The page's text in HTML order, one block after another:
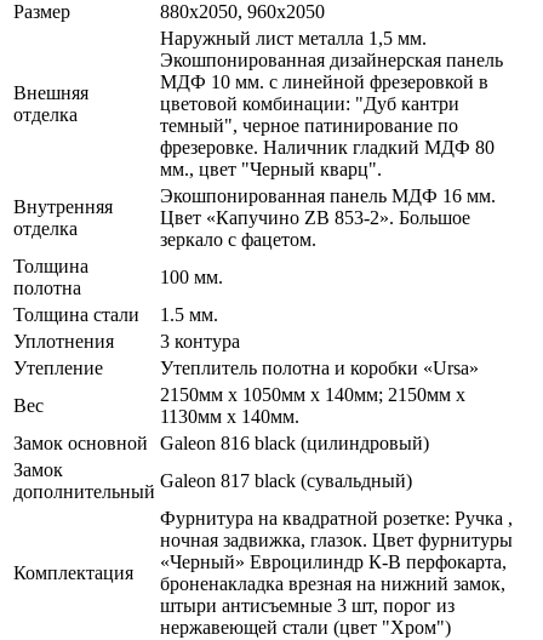
Размер
880x2050, 960x2050
Внешняя
отделка
Наружный лист металла 1,5 мм.
Экошпонированная дизайнерская панель
МДФ 10 мм. с линейной фрезеровкой в
цветовой комбинации: "Дуб кантри
темный", черное патинирование по
фрезеровке. Наличник гладкий МДФ 80
мм., цвет "Черный кварц".
Внутренняя
отделка
Экошпонированная панель МДФ 16 мм.
Цвет «Капучино ZB 853-2». Большое
зеркало с фацетом.
Толщина
полотна
100 мм.
Толщина стали
1.5 мм.
Уплотнения
3 контура
Утепление
Утеплитель полотна и коробки «Ursa»
Вес
2150мм х 1050мм х 140мм; 2150мм х
1130мм х 140мм.
Замок основной
Galeon 816 black (цилиндровый)
Замок
дополнительный
Galeon 817 black (сувальдный)
Комплектация
Фурнитура на квадратной розетке: Ручка ,
ночная задвижка, глазок. Цвет фурнитуры
«Черный» Евроцилиндр К-В перфокарта,
броненакладка врезная на нижний замок,
штыри антисъемные 3 шт, порог из
нержавеющей стали (цвет "Хром")